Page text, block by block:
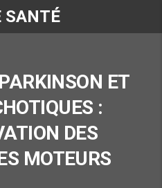
SANTÉ
ET
:
DES
MOTEURS